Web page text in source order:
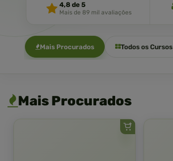
4,8 de 5
Mais de 89 mil avaliações
Mais Procurados Todos os Cursos
Mais Procurados